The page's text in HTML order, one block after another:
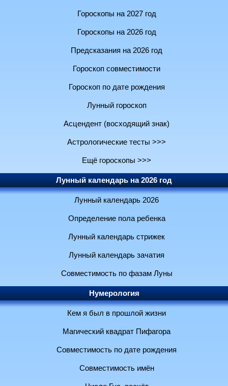
Гороскопы на 2027 год
Гороскопы на 2026 год
Предсказания на 2026 год
Гороскоп совместимости
Гороскоп по дате рождения
Лунный гороскоп
Асцендент (восходящий знак)
Астрологические тесты >>>
Ещё гороскопы >>>
Лунный календарь на 2026 год
Лунный календарь 2026
Определение пола ребенка
Лунный календарь стрижек
Лунный календарь зачатия
Совместимость по фазам Луны
Нумерология
Кем я был в прошлой жизни
Магический квадрат Пифагора
Совместимость по дате рождения
Совместимость имён